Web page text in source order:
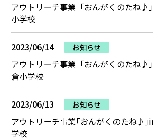
アウトリーチ事業「おんがくのたね♪
小学校
2023/06/14 お知らせ
アウトリーチ事業「おんがくのたね♪
倉小学校
2023/06/13 お知らせ
アウトリーチ事業｢おんがくのたね♪｣
学校